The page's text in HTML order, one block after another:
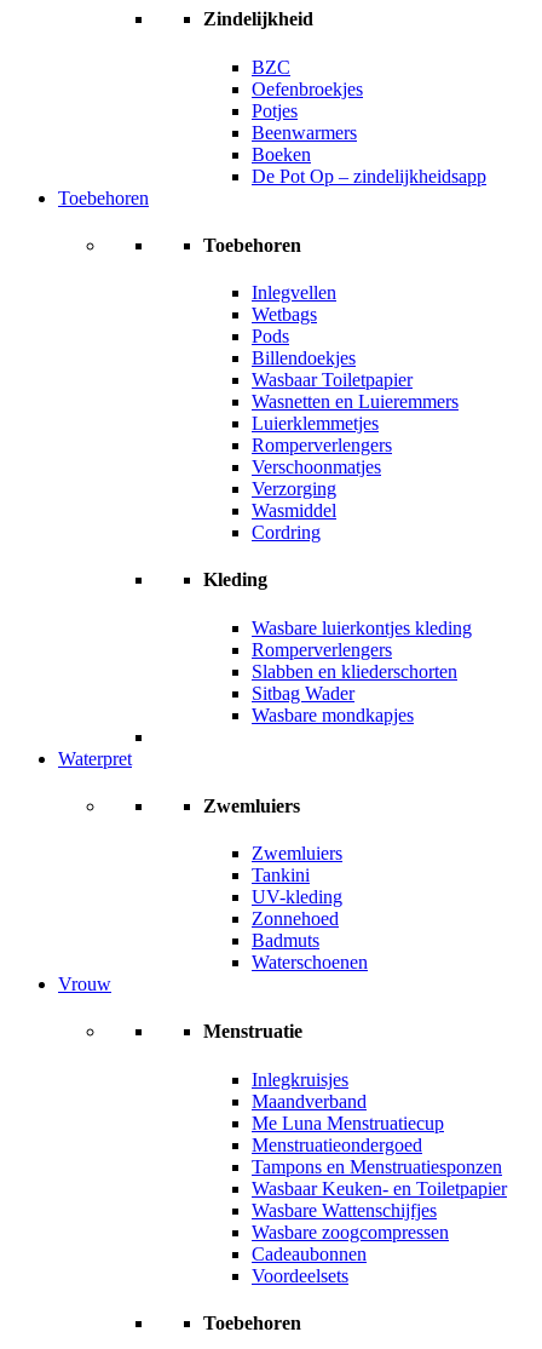
Zindelijkheid
BZC
Oefenbroekjes
Potjes
Beenwarmers
Boeken
De Pot Op – zindelijkheidsapp
Toebehoren
Toebehoren
Inlegvellen
Wetbags
Pods
Billendoekjes
Wasbaar Toiletpapier
Wasnetten en Luieremmers
Luierklemmetjes
Romperverlengers
Verschoonmatjes
Verzorging
Wasmiddel
Cordring
Kleding
Wasbare luierkontjes kleding
Romperverlengers
Slabben en kliederschorten
Sitbag Wader
Wasbare mondkapjes
Waterpret
Zwemluiers
Zwemluiers
Tankini
UV-kleding
Zonnehoed
Badmuts
Waterschoenen
Vrouw
Menstruatie
Inlegkruisjes
Maandverband
Me Luna Menstruatiecup
Menstruatieondergoed
Tampons en Menstruatiesponzen
Wasbaar Keuken- en Toiletpapier
Wasbare Wattenschijfjes
Wasbare zoogcompressen
Cadeaubonnen
Voordeelsets
Toebehoren